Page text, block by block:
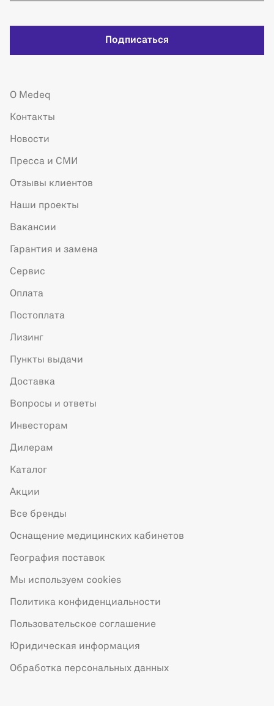
Подписаться
О Medeq
Контакты
Новости
Пресса и СМИ
Отзывы клиентов
Наши проекты
Вакансии
Гарантия и замена
Сервис
Оплата
Постоплата
Лизинг
Пункты выдачи
Доставка
Вопросы и ответы
Инвесторам
Дилерам
Каталог
Акции
Все бренды
Оснащение медицинских кабинетов
География поставок
Мы используем cookies
Политика конфиденциальности
Пользовательское соглашение
Юридическая информация
Обработка персональных данных